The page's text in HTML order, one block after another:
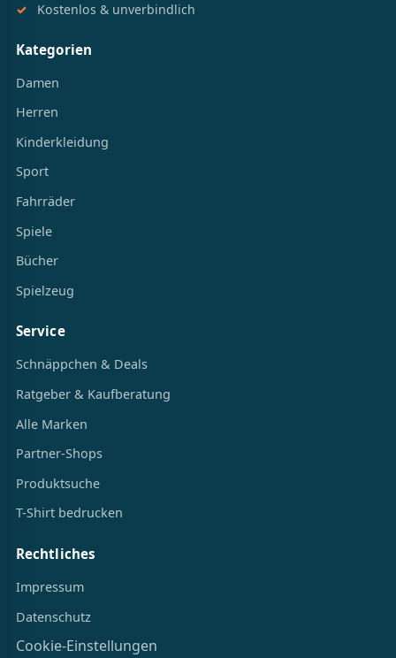
Kostenlos & unverbindlich
Kategorien
Damen
Herren
Kinderkleidung
Sport
Fahrräder
Spiele
Bücher
Spielzeug
Service
Schnäppchen & Deals
Ratgeber & Kaufberatung
Alle Marken
Partner-Shops
Produktsuche
T-Shirt bedrucken
Rechtliches
Impressum
Datenschutz
Cookie-Einstellungen